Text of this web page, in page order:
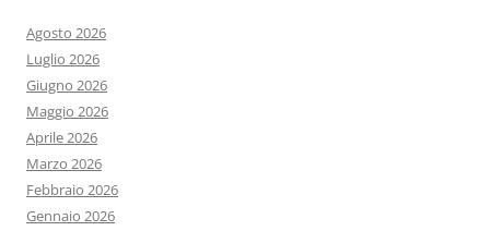
Agosto 2026
Luglio 2026
Giugno 2026
Maggio 2026
Aprile 2026
Marzo 2026
Febbraio 2026
Gennaio 2026